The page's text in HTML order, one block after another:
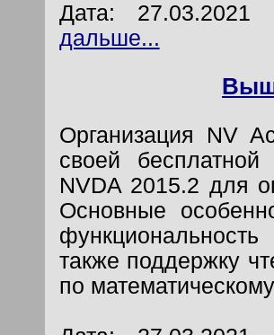
Дата:
дальше...
Организация NV
своей
NVDA 2015.2 для
Основные
также поддержку
по математическому